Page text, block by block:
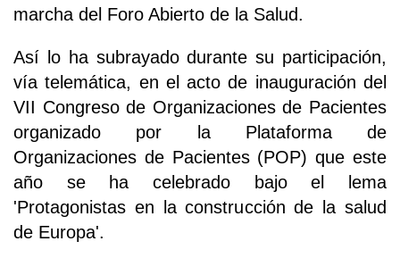
marcha del Foro Abierto de la Salud.
Así lo ha subrayado durante su participación,
vía telemática, en el acto de inauguración del
VII Congreso de Organizaciones de Pacientes
organizado por la Plataforma de
Organizaciones de Pacientes (POP) que este
año se ha celebrado bajo el lema
'Protagonistas en la construcción de la salud
de Europa'.